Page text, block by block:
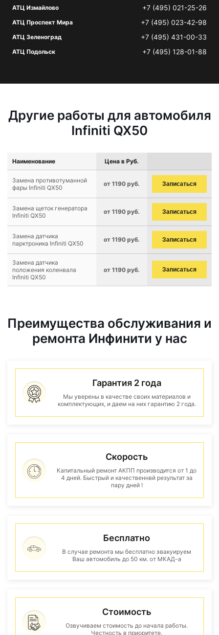
АТЦ Измайлово +7 (495) 021-25-26
АТЦ Проспект Мира +7 (495) 023-42-98
АТЦ Зеленоград +7 (495) 431-00-33
АТЦ Подольск +7 (495) 128-01-88
Другие работы для автомобиля
Infiniti QX50
Наименование Цена в Руб.
Замена противотуманной
фары Infiniti QX50
от 1190 руб. Записаться
Замена щеток генератора
Infiniti QX50
от 1190 руб. Записаться
Замена датчика
парктроника Infiniti QX50
от 1190 руб. Записаться
Замена датчика
положения коленвала
Infiniti QX50
от 1190 руб. Записаться
Преимущества обслуживания и
ремонта Инфинити у нас
Гарантия 2 года
Мы уверены в качестве своих материалов и
комплектующих, и даем на них гарантию 2 года.
Скорость
Капитальный ремонт АКПП производится от 1 до
4 дней. Быстрый и качественнвй результат за
пару дней !
Бесплатно
В случае ремонта мы бесплатно эвакуируем
Ваш автомобиль до 50 км. от МКАД-а
Стоимость
Озвучиваем стоимость до начала работы.
Честность в приоритете.